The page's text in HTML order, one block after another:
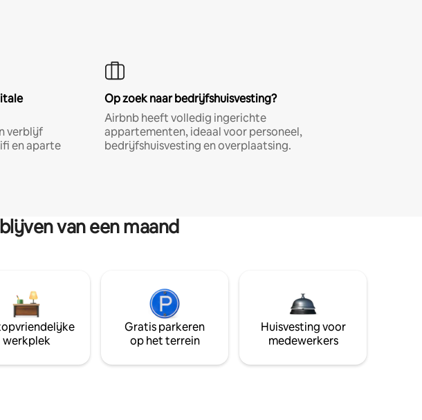
verblijf
en aparte
Op zoek naar bedrijfshuisvesting?
Airbnb heeft volledig ingerichte
appartementen, ideaal voor personeel,
bedrijfshuisvesting en overplaatsing.
van een maand
werkplek
Gratis parkeren
op het terrein
Huisvesting voor
medewerkers